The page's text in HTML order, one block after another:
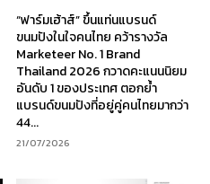
“ฟาร์มเฮ้าส์” ขึ้นแท่นแบรนด์
ขนมปังในใจคนไทย คว้ารางวัล
Marketeer No. 1 Brand
Thailand 2026 กวาดคะแนนนิยม
อันดับ 1 ของประเทศ ตอกย้ำ
แบรนด์ขนมปังที่อยู่คู่คนไทยมากว่า
44...
21/07/2026